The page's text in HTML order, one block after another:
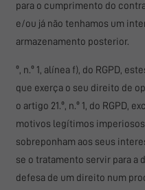
para o cumprimento do
e/ou já não tenhamos um
armazenamento posterior.
º, n.º 1, alínea f), do RGPD,
que exerça o seu direito de
o artigo 21.º, n.º 1, do RGPD,
motivos legítimos
sobreponham aos seus
se o tratamento servir para a
defesa de um direito num